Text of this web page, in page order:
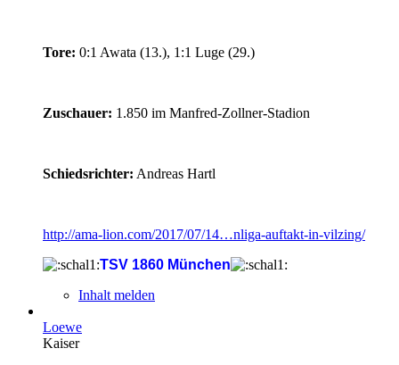
Tore: 0:1 Awata (13.), 1:1 Luge (29.)
Zuschauer: 1.850 im Manfred-Zollner-Stadion
Schiedsrichter: Andreas Hartl
http://ama-lion.com/2017/07/14…nliga-auftakt-in-vilzing/
TSV 1860 München
Inhalt melden
Loewe
Kaiser